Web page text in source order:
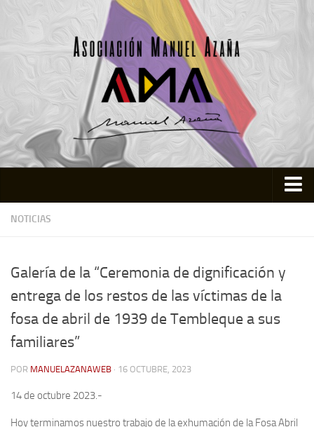
Inicio
Quienes somos
Actividades
Colabora
Contacto
1947).
Informe Represión en Toledo 1936-1947 | Buscador
NOTICIAS
Galería de la “Ceremonia de dignificación y
entrega de los restos de las víctimas de la
fosa de abril de 1939 de Tembleque a sus
familiares”
POR MANUELAZANAWEB · 16 OCTUBRE, 2023
14 de octubre 2023.-
Hoy terminamos nuestro trabajo de la exhumación de la Fosa Abril